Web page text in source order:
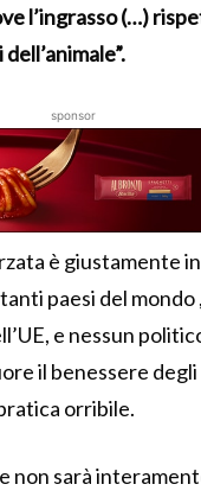
l’ingrasso (…)
sponsor
è giustamente
paesi del mondo
e nessun
il benessere degli
orribile.
non sarà